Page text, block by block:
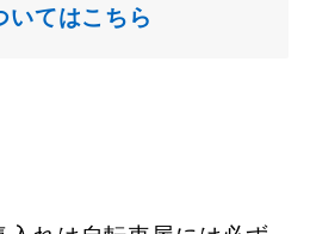
いてはこちら